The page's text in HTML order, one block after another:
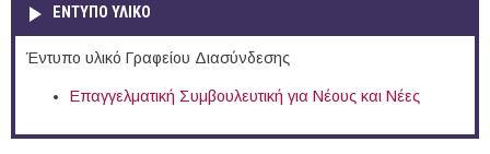
ΕΝΤΥΠΟ ΥΛΙΚΟ
Έντυπο υλικό Γραφείου Διασύνδεσης
Επαγγελματική Συμβουλευτική για Νέους και Νέες